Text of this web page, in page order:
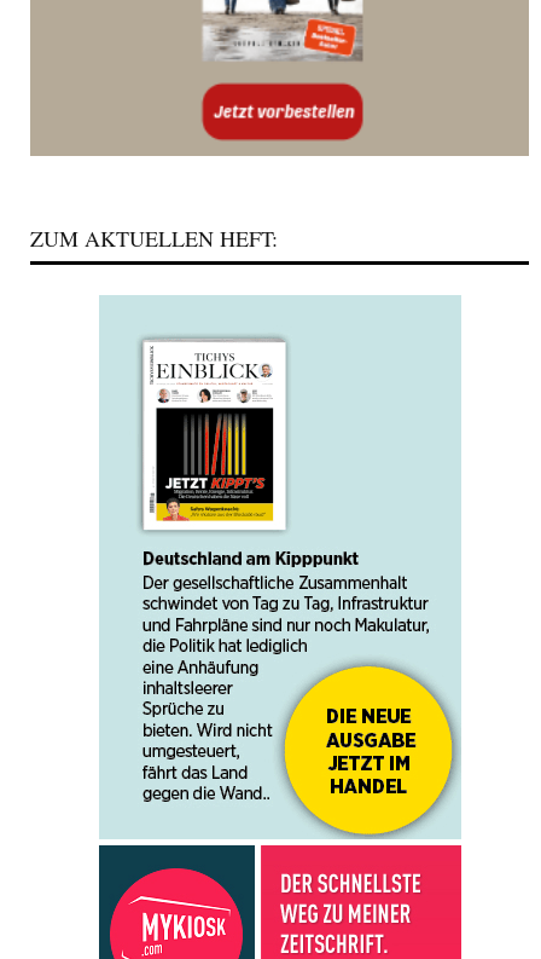
ZUM AKTUELLEN HEFT: